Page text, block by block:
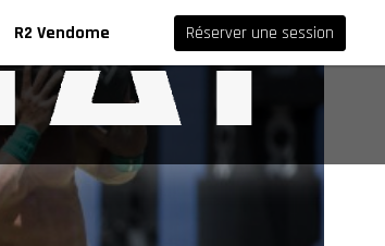
R2 Vendome Réserver une session